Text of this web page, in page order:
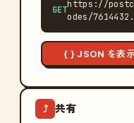
GET
https://
odes/
{ } JSON を表
⤴ 共有